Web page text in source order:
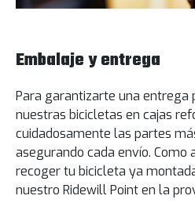
Embalaje y entrega
Para garantizarte una entrega
nuestras bicicletas en cajas
cuidadosamente las partes
asegurando cada envío. Como
recoger tu bicicleta ya
nuestro Ridewill Point en la